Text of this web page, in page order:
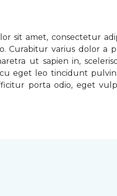
sit amet, consectetur
Curabitur varius dolor a
ut sapien in,
eget leo tincidunt
porta odio, eget